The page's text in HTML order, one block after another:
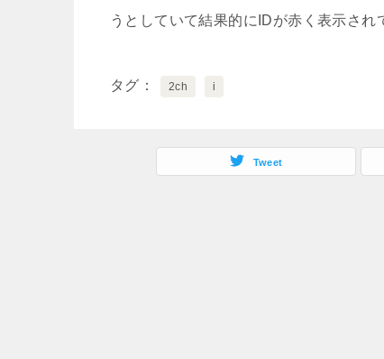
うとしていて結果的にIDが赤く表示され
タグ 2ch i
Tweet